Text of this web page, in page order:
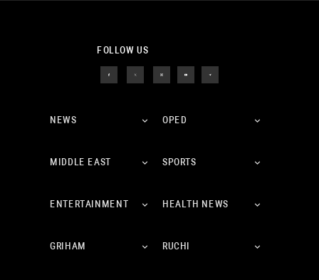
FOLLOW US
NEWS OPED
MIDDLE EAST SPORTS
ENTERTAINMENT HEALTH NEWS
GRIHAM RUCHI